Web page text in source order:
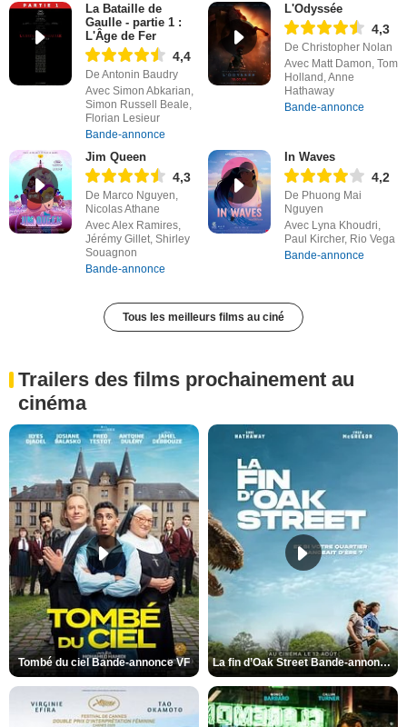
La Bataille de
Gaulle - partie 1 :
L'Âge de Fer
4,4
De Antonin Baudry
Avec Simon Abkarian,
Simon Russell Beale,
Florian Lesieur
Bande-annonce
L'Odyssée
4,3
De Christopher Nolan
Avec Matt Damon, Tom
Holland, Anne
Hathaway
Bande-annonce
Jim Queen
4,3
De Marco Nguyen,
Nicolas Athane
Avec Alex Ramires,
Jérémy Gillet, Shirley
Souagnon
Bande-annonce
In Waves
4,2
De Phuong Mai
Nguyen
Avec Lyna Khoudri,
Paul Kircher, Rio Vega
Bande-annonce
Tous les meilleurs films au ciné
Trailers des films prochainement au
cinéma
Tombé du ciel Bande-annonce VF La fin d’Oak Street Bande-annonce VO STFR